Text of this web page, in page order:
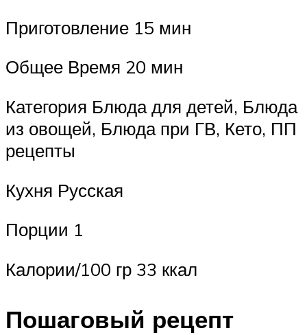
Приготовление 15 мин
Общее Время 20 мин
Категория Блюда для детей, Блюда
из овощей, Блюда при ГВ, Кето, ПП
рецепты
Кухня Русская
Порции 1
Калории/100 гр 33 ккал
Пошаговый рецепт